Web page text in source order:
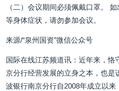
（二）会议期间必须佩戴口罩。
等身体症状，请勿参加会议。
来源/“泉州国资”微信公众号
国际在线江苏频道讯：近年来，恪
京分行经营发展的立身之本，也是
波银行南京分行自2008年成立以